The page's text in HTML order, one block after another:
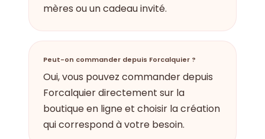
mères ou un cadeau invité.
Peut-on commander depuis Forcalquier ?
Oui, vous pouvez commander depuis
Forcalquier directement sur la
boutique en ligne et choisir la création
qui correspond à votre besoin.